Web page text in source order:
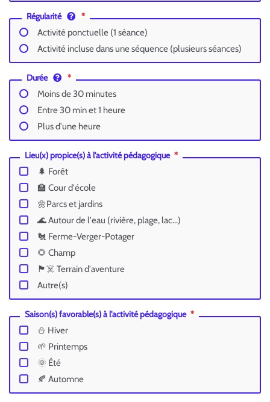
Régularité
Activité ponctuelle (1 séance)
Activité incluse dans une séquence (plusieurs séances)
Durée
Moins de 30 minutes
Entre 30 min et 1 heure
Plus d'une heure
Lieu(x) propice(s) à l'activité pédagogique
🌲 Forêt
🏫 Cour d'école
🌼Parcs et jardins
🌊 Autour de l'eau (rivière, plage, lac...)
🐔 Ferme-Verger-Potager
🌻 Champ
🏴‍☠️ Terrain d'aventure
Autre(s)
Saison(s) favorable(s) à l'activité pédagogique
⛄ Hiver
🌱 Printemps
🌞 Été
🍂 Automne